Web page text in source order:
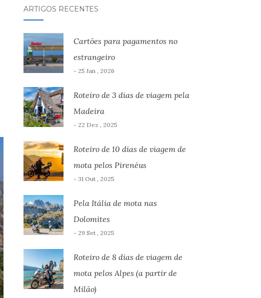
ARTIGOS RECENTES
Cartões para pagamentos no
estrangeiro
- 25 Jan , 2026
Roteiro de 3 dias de viagem pela
Madeira
- 22 Dez , 2025
Roteiro de 10 dias de viagem de
mota pelos Pirenéus
- 31 Out , 2025
Pela Itália de mota nas
Dolomites
- 29 Set , 2025
Roteiro de 8 dias de viagem de
mota pelos Alpes (a partir de
Milão)